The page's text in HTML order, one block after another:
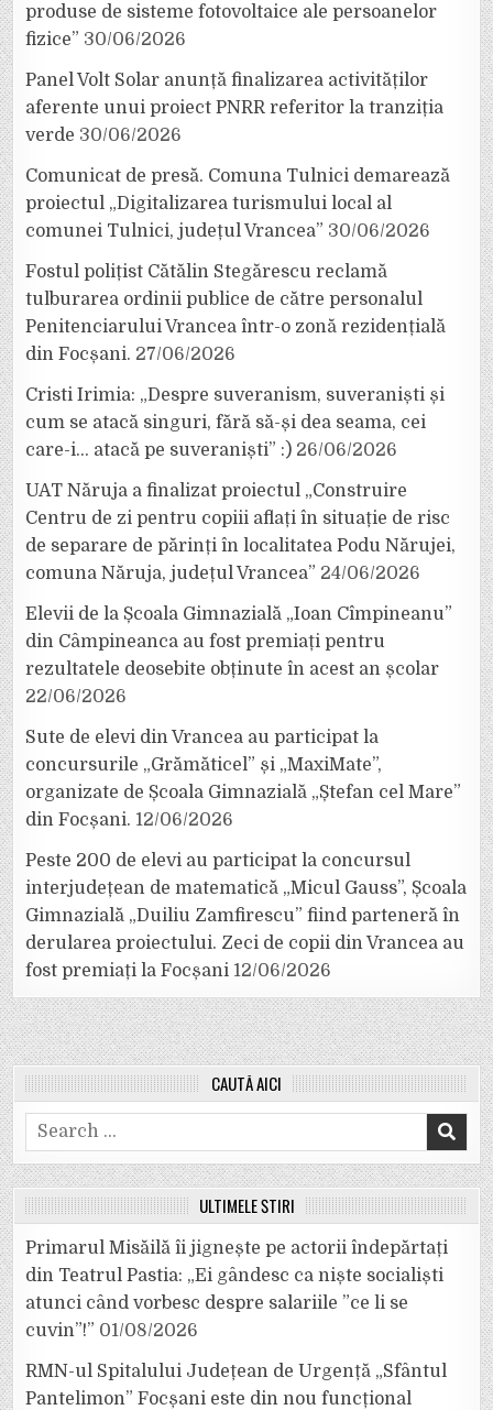
produse de sisteme fotovoltaice ale persoanelor
fizice” 30/06/2026
Panel Volt Solar anunță finalizarea activităților
aferente unui proiect PNRR referitor la tranziția
verde 30/06/2026
Comunicat de presă. Comuna Tulnici demarează
proiectul „Digitalizarea turismului local al
comunei Tulnici, județul Vrancea” 30/06/2026
Fostul polițist Cătălin Stegărescu reclamă
tulburarea ordinii publice de către personalul
Penitenciarului Vrancea într-o zonă rezidențială
din Focșani. 27/06/2026
Cristi Irimia: „Despre suveranism, suveraniști și
cum se atacă singuri, fără să-și dea seama, cei
care-i… atacă pe suveraniști” :) 26/06/2026
UAT Năruja a finalizat proiectul „Construire
Centru de zi pentru copiii aflați în situație de risc
de separare de părinți în localitatea Podu Nărujei,
comuna Năruja, județul Vrancea” 24/06/2026
Elevii de la Școala Gimnazială „Ioan Cîmpineanu”
din Câmpineanca au fost premiați pentru
rezultatele deosebite obținute în acest an școlar
22/06/2026
Sute de elevi din Vrancea au participat la
concursurile „Grămăticel” și „MaxiMate”,
organizate de Școala Gimnazială „Ștefan cel Mare”
din Focșani. 12/06/2026
Peste 200 de elevi au participat la concursul
interjudețean de matematică „Micul Gauss”, Școala
Gimnazială „Duiliu Zamfirescu” fiind parteneră în
derularea proiectului. Zeci de copii din Vrancea au
fost premiați la Focșani 12/06/2026
CAUTĂ AICI
Search
for:
ULTIMELE ȘTIRI
Primarul Misăilă îi jignește pe actorii îndepărtați
din Teatrul Pastia: „Ei gândesc ca niște socialiști
atunci când vorbesc despre salariile ”ce li se
cuvin”!” 01/08/2026
RMN-ul Spitalului Județean de Urgență „Sfântul
Pantelimon” Focșani este din nou funcțional